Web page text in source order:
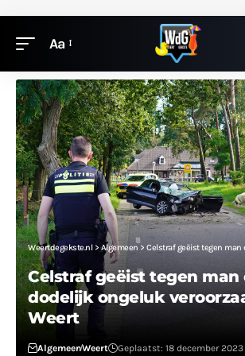
Aa
Weertdegekste.nl>Algemeen > Celstraf geëist tegen man die
Celstraf geëist tegen man
dodelijk ongeluk
Weert
AlgemeenWeert Geplaatst: 18 december